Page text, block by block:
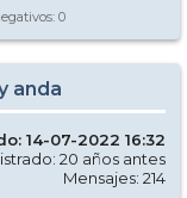
0
anda
14-07-2022 16:32
20 años antes
Mensajes: 214